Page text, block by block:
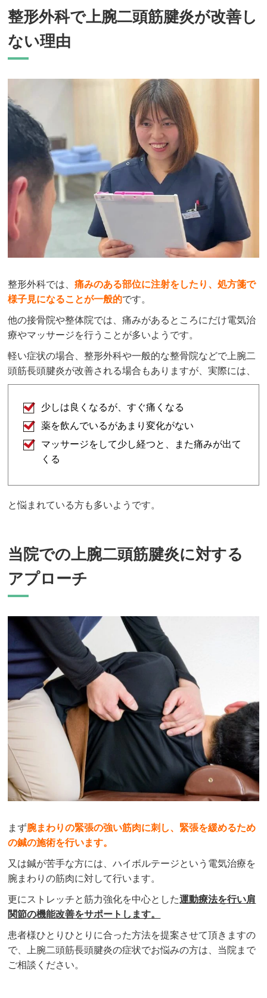
整形外科で上腕二頭筋腱炎が改善し
ない理由
整形外科では、痛みのある部位に注射をしたり、処方箋で
様子見になることが一般的です。
他の接骨院や整体院では、痛みがあるところにだけ電気治
療やマッサージを行うことが多いようです。
軽い症状の場合、整形外科や一般的な整骨院などで上腕二
頭筋長頭腱炎が改善される場合もありますが、実際には、
少しは良くなるが、すぐ痛くなる
薬を飲んでいるがあまり変化がない
マッサージをして少し経つと、また痛みが出て
くる
と悩まれている方も多いようです。
当院での上腕二頭筋腱炎に対する
アプローチ
まず腕まわりの緊張の強い筋肉に刺し、緊張を緩めるため
の鍼の施術を行います。
又は鍼が苦手な方には、ハイボルテージという電気治療を
腕まわりの筋肉に対して行います。
更にストレッチと筋力強化を中心とした運動療法を行い肩
関節の機能改善をサポートします。
患者様ひとりひとりに合った方法を提案させて頂きますの
で、上腕二頭筋長頭腱炎の症状でお悩みの方は、当院まで
ご相談ください。